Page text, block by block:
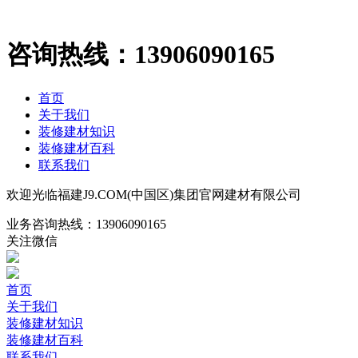
咨询热线： 13906090165
首页
关于我们
装修建材知识
装修建材百科
联系我们
欢迎光临福建J9.COM(中国区)集团官网建材有限公司
业务咨询热线： 13906090165
关注微信
首页
关于我们
装修建材知识
装修建材百科